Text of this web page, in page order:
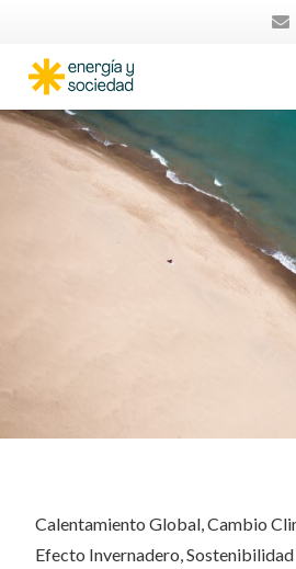
Calentamiento Global,Cambio
Efecto Invernadero,Sostenibilidad